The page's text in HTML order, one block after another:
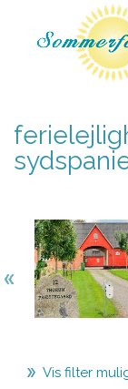
Vis filter